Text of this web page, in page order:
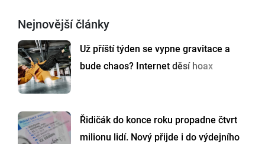
Nejnovější články
Už příští týden se vypne gravitace a
bude chaos? Internet děsí hoax
Řidičák do konce roku propadne čtvrt
milionu lidí. Nový přijde i do výdejního